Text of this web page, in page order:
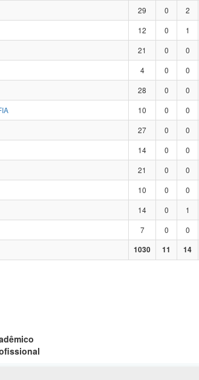
29 0 2
12 0 1
21 0 0
4 0 0
28 0 0
10 0 0
27 0 0
14 0 0
21 0 0
10 0 0
14 0 1
7 0 0
1030 11 14